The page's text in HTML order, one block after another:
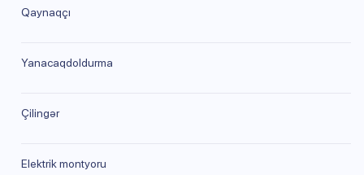
Qaynaqçı
Yanacaqdoldurma
Çilingər
Elektrik montyoru